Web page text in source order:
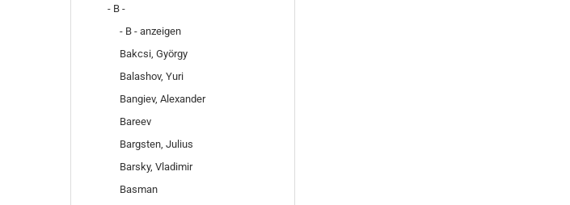
- B -
- B - anzeigen
Bakcsi, György
Balashov, Yuri
Bangiev, Alexander
Bareev
Bargsten, Julius
Barsky, Vladimir
Basman